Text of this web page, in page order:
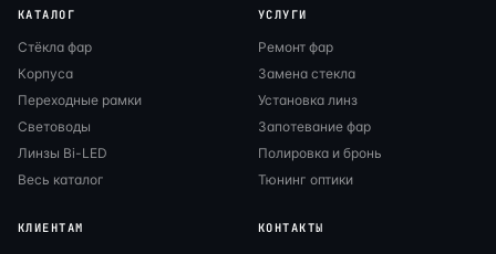
КАТАЛОГ
Стёкла фар
Корпуса
Переходные рамки
Световоды
Линзы Bi-LED
Весь каталог
УСЛУГИ
Ремонт фар
Замена стекла
Установка линз
Запотевание фар
Полировка и бронь
Тюнинг оптики
КЛИЕНТАМ КОНТАКТЫ